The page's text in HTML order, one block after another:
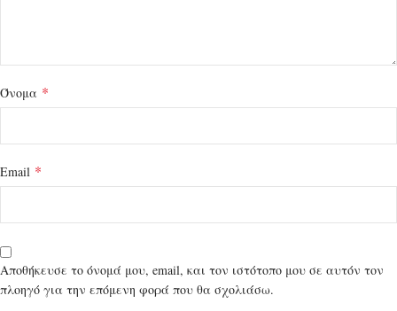
Όνομα *
Email *
Αποθήκευσε το όνομά μου, email, και τον ιστότοπο μου σε αυτόν τον
πλοηγό για την επόμενη φορά που θα σχολιάσω.